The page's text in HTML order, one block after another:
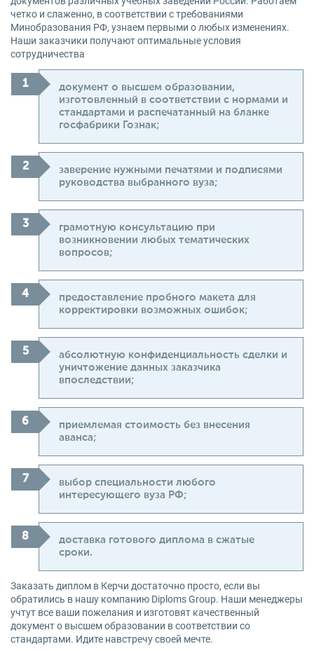
четко и слаженно, в соответствии с требованиями
Минобразования РФ, узнаем первыми о любых изменениях.
Наши заказчики получают оптимальные условия
сотрудничества
документ о высшем образовании,
изготовленный в соответствии с нормами и
стандартами и распечатанный на бланке
госфабрики Гознак;
заверение нужными печатями и подписями
руководства выбранного вуза;
грамотную консультацию при
возникновении любых тематических
вопросов;
предоставление пробного макета для
корректировки возможных ошибок;
абсолютную конфиденциальность сделки и
уничтожение данных заказчика
впоследствии;
приемлемая стоимость без внесения
аванса;
выбор специальности любого
интересующего вуза РФ;
доставка готового диплома в сжатые
сроки.
Заказать диплом в Керчи достаточно просто, если вы
обратились в нашу компанию Diploms Group. Наши менеджеры
учтут все ваши пожелания и изготовят качественный
документ о высшем образовании в соответствии со
стандартами. Идите навстречу своей мечте.